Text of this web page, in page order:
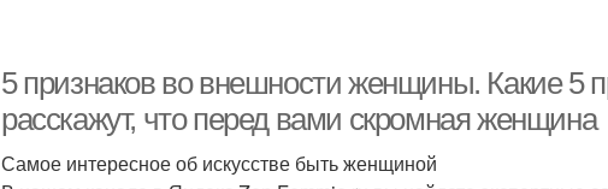
5 признаков во внешности женщины. Какие 5
расскажут, что перед вами скромная женщина
Самое интересное об искусстве быть женщиной